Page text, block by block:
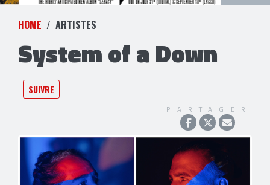
HOME ARTISTES
System of a Down
SUIVRE
PARTAGER